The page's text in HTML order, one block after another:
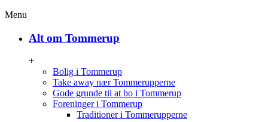
Menu
Alt om Tommerup
+
Bolig i Tommerup
Take away nær Tommerupperne
Gode grunde til at bo i Tommerup
Foreninger i Tommerup
Traditioner i Tommerupperne